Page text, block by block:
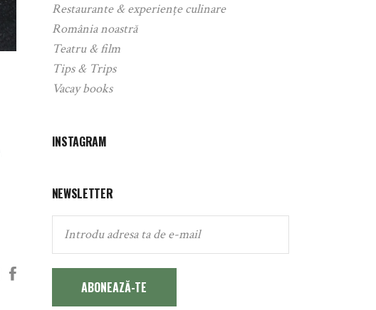
Restaurante & experiențe culinare
România noastră
Teatru & film
Tips & Trips
Vacay books
INSTAGRAM
NEWSLETTER
ABONEAZĂ-TE